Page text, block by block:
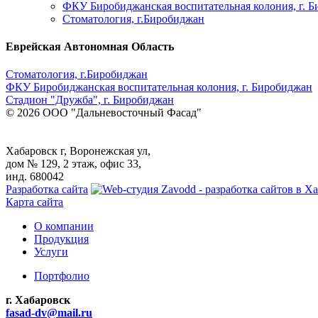
ФКУ Биробиджанская воспитательная колония, г.
Стоматология, г.Биробиджан
Еврейская Автономная Область
Стоматология, г.Биробиджан
ФКУ Биробиджанская воспитательная колония, г. Биробиджан
Стадион "Дружба", г. Биробиджан
© 2026 ООО "Дальневосточный Фасад"
Хабаровск г, Воронежская ул,
дом № 129, 2 этаж, офис 33,
инд. 680042
Разработка сайта
Карта сайта
О компании
Продукция
Услуги
Портфолио
г. Хабаровск
fasad-dv@mail.ru